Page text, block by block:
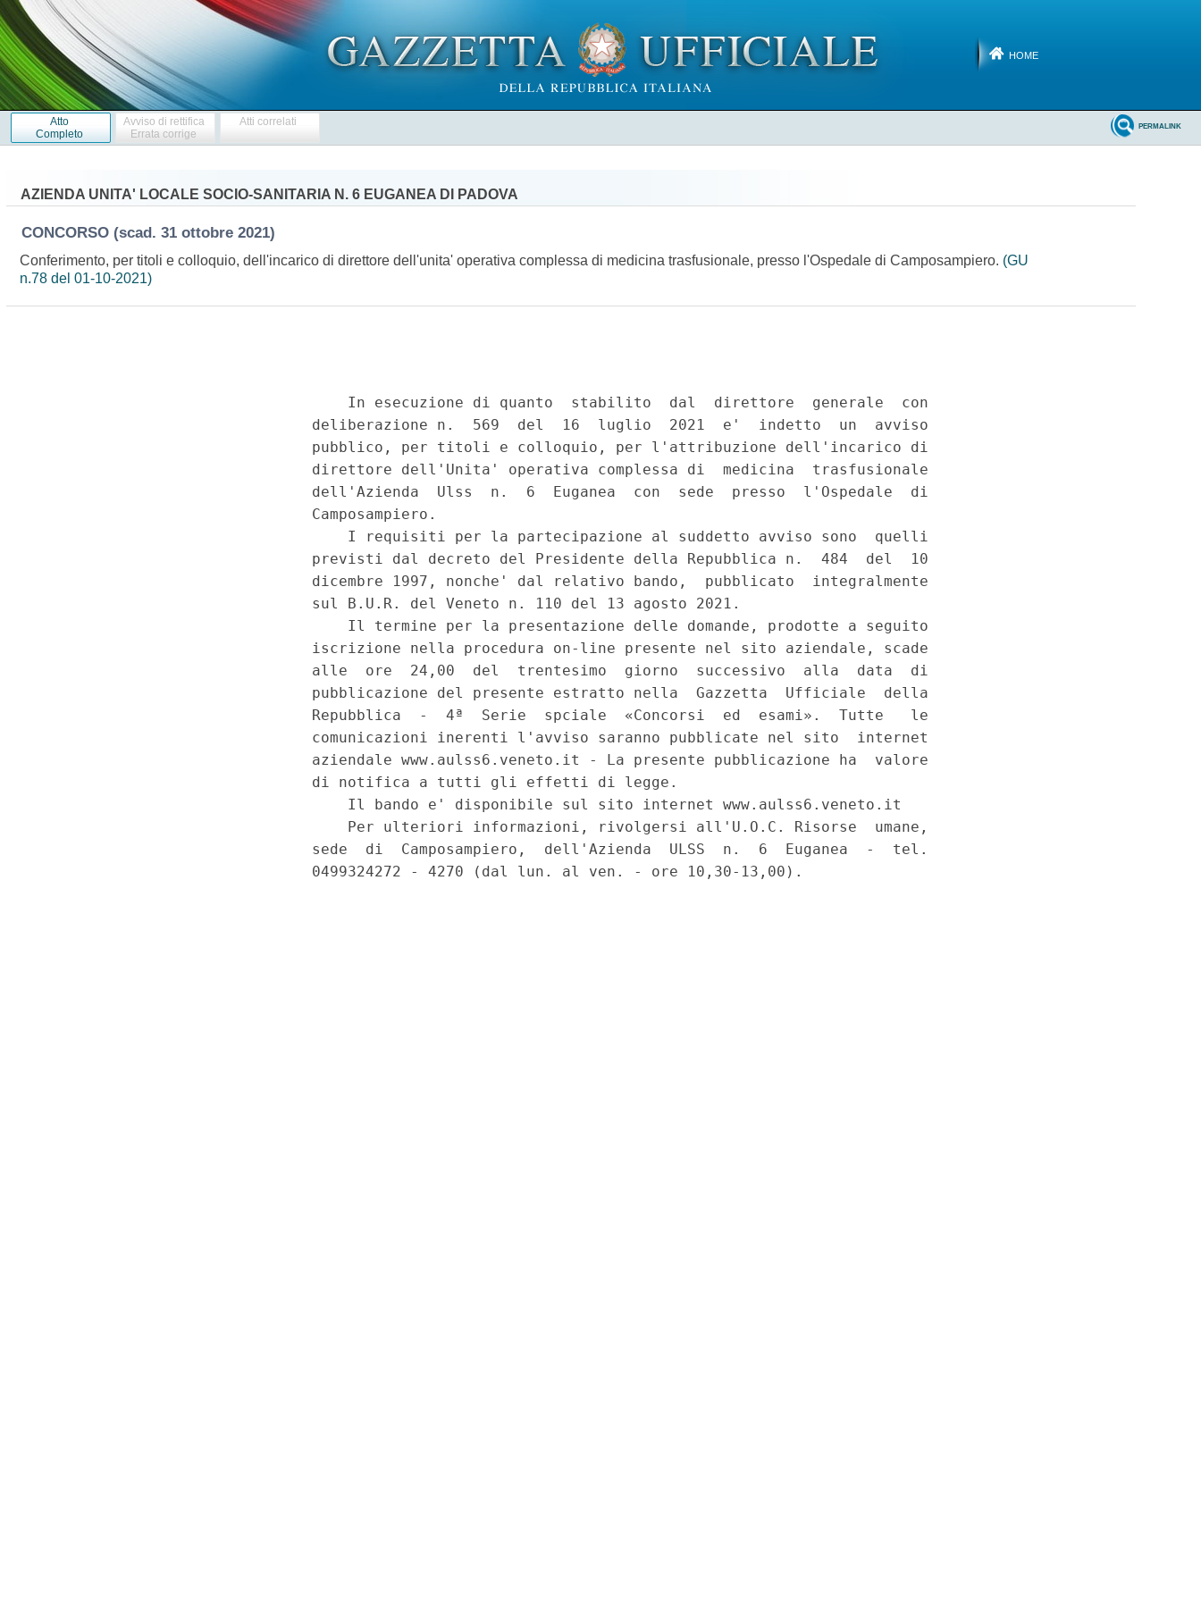
HOME
Atto
Completo
Avviso di rettifica
Errata corrige
Atti correlati PERMALINK
AZIENDA UNITA' LOCALE SOCIO-SANITARIA N. 6 EUGANEA DI PADOVA
CONCORSO (scad. 31 ottobre 2021)
Conferimento, per titoli e colloquio, dell'incarico di direttore dell'unita' operativa complessa di medicina trasfusionale, presso l'Ospedale di Camposampiero. (GU
n.78 del 01-10-2021)